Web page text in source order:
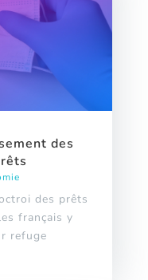
des
des prêts
français y
refuge